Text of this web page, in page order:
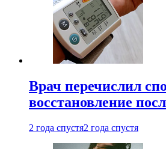
Врач перечислил
восстановление
2 года спустя2 года спустя